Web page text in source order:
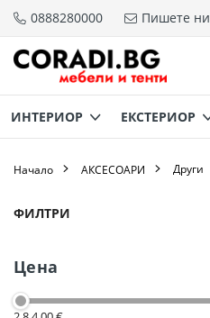
Прескачане
съдържанието
0888280000 Пишете ни
ИНТЕРИОР ЕКСТЕРИОР
Начало AКСЕСОАРИ Други
по
ФИЛТРИ
Цена